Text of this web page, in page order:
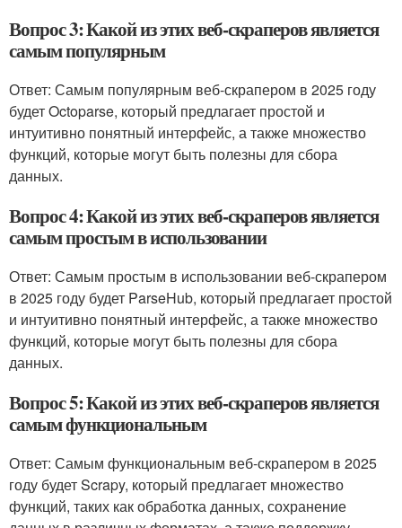
Вопрос 3: Какой из этих веб-скраперов является
самым популярным
Ответ: Самым популярным веб-скрапером в 2025 году
будет Octoparse, который предлагает простой и
интуитивно понятный интерфейс, а также множество
функций, которые могут быть полезны для сбора
данных.
Вопрос 4: Какой из этих веб-скраперов является
самым простым в использовании
Ответ: Самым простым в использовании веб-скрапером
в 2025 году будет ParseHub, который предлагает простой
и интуитивно понятный интерфейс, а также множество
функций, которые могут быть полезны для сбора
данных.
Вопрос 5: Какой из этих веб-скраперов является
самым функциональным
Ответ: Самым функциональным веб-скрапером в 2025
году будет Scrapy, который предлагает множество
функций, таких как обработка данных, сохранение